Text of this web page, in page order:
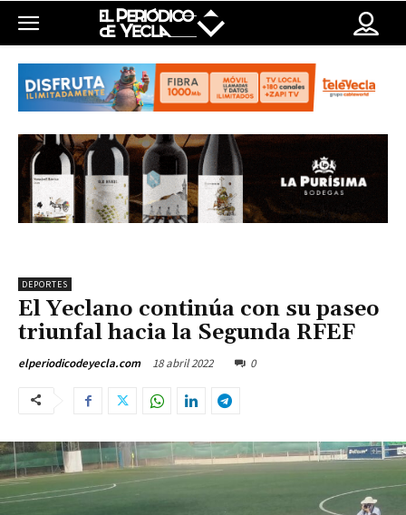
DEPORTES
El Yeclano continúa con su paseo
triunfal hacia la Segunda RFEF
elperiodicodeyecla.com 18 abril 2022 0